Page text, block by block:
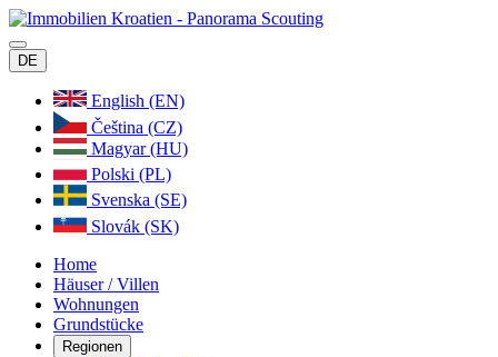
DE
English (EN)
Čeština (CZ)
Magyar (HU)
Polski (PL)
Svenska (SE)
Slovák (SK)
Home
Häuser / Villen
Wohnungen
Grundstücke
Regionen